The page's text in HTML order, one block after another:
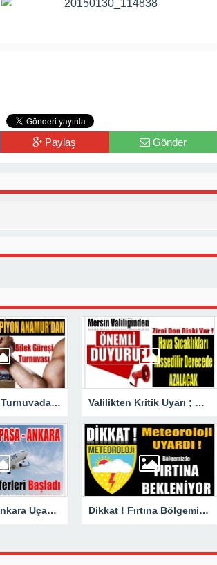
Paylaş Gönder
Antalya’daki Turnuvada Şampiyon Anamur’dan Valilikten Kritik Uyarı ; Hava Sıcaklığı Hissedilir Derecede Azalacak!
Gazipaşa – Ankara Uçak Seferleri Başladı Dikkat ! Fırtına Bölgemizde Etkili Olacak